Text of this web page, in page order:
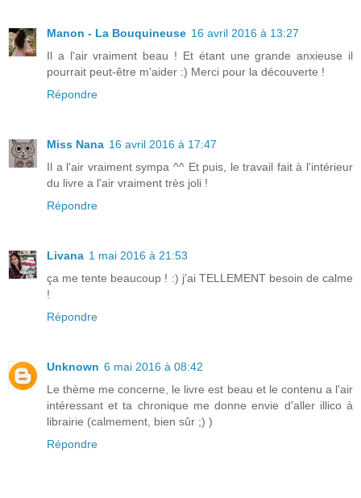
Manon - La Bouquineuse 16 avril 2016 à 13:27
Il a l'air vraiment beau ! Et étant une grande anxieuse il
pourrait peut-être m'aider :) Merci pour la découverte !
Répondre
Miss Nana 16 avril 2016 à 17:47
Il a l'air vraiment sympa ^^ Et puis, le travail fait à l'intérieur
du livre a l'air vraiment très joli !
Répondre
Livana 1 mai 2016 à 21:53
ça me tente beaucoup ! :) j'ai TELLEMENT besoin de calme
!
Répondre
Unknown 6 mai 2016 à 08:42
Le thème me concerne, le livre est beau et le contenu a l'air
intéressant et ta chronique me donne envie d'aller illico à
librairie (calmement, bien sûr ;) )
Répondre